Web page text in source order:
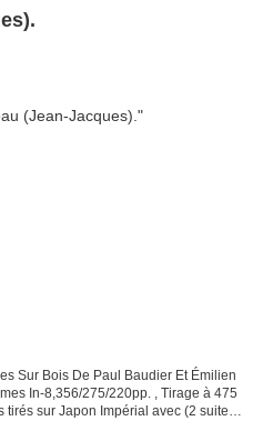
Sur Bois De Paul Baudier Et Émilien
In-8,356/275/220pp. , Tirage à 475
sur Japon Impérial avec (2 suites